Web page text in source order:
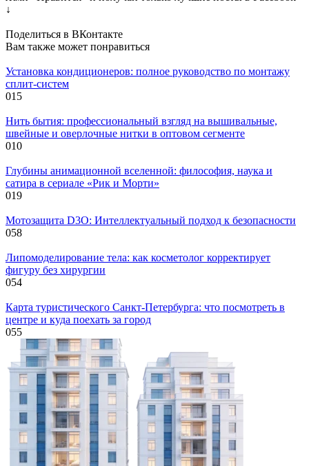
↓
Поделиться в ВКонтакте
Вам также может понравиться
Установка кондиционеров: полное руководство по монтажу
сплит-систем
015
Нить бытия: профессиональный взгляд на вышивальные,
швейные и оверлочные нитки в оптовом сегменте
010
Глубины анимационной вселенной: философия, наука и
сатира в сериале «Рик и Морти»
019
Мотозащита D3O: Интеллектуальный подход к безопасности
058
Липомоделирование тела: как косметолог корректирует
фигуру без хирургии
054
Карта туристического Санкт-Петербурга: что посмотреть в
центре и куда поехать за город
055